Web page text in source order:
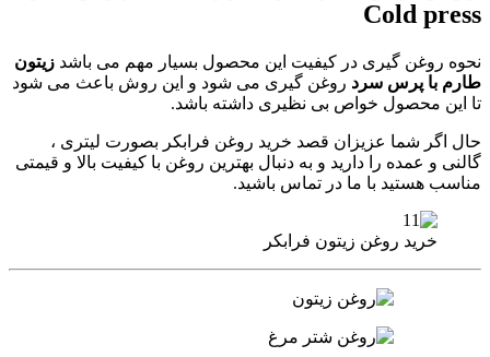
Cold press
نحوه روغن گیری در کیفیت این محصول بسیار مهم می باشد زیتون
طارم با پرس سرد روغن گیری می شود و این روش باعث می شود
تا این محصول خواص بی نظیری داشته باشد.
حال اگر شما عزیزان قصد خرید روغن فرابکر بصورت لیتری ،
گالنی و عمده را دارید و به دنبال بهترین روغن با کیفیت بالا و قیمتی
مناسب هستید با ما در تماس باشید.
خرید روغن زیتون فرابکر